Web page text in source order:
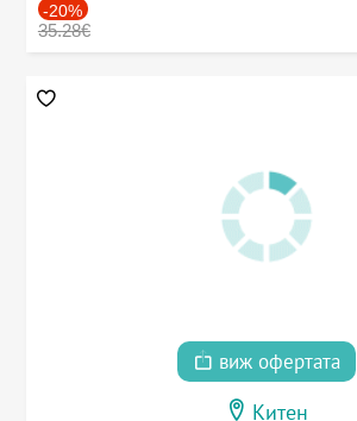
-20%
35.28€
виж офертата
Китен